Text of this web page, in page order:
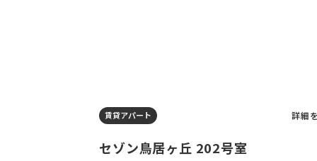
賃貸アパート 詳細
セゾン鳥居ヶ丘 202号室